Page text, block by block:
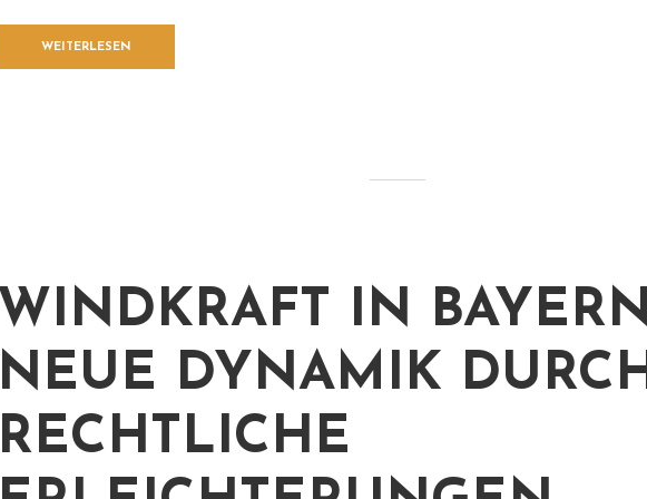
WEITERLESEN
WINDKRAFT IN
NEUE DYNAMIK
RECHTLICHE